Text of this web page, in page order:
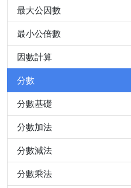
最大公因數
最小公倍數
因數計算
分數
分數基礎
分數加法
分數減法
分數乘法